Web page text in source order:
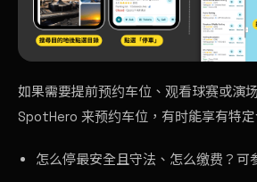
如果需要提前预约车位、观看球赛或演
SpotHero 来预约车位，有时能享有特
怎么停最安全且守法、怎么缴费？可